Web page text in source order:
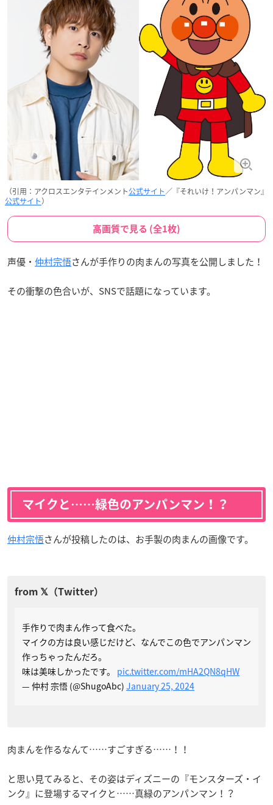
（引用：アクロスエンタテインメント公式サイト／『それいけ！アンパンマン』
公式サイト）
高画質で見る (全1枚)
声優・ 仲村宗悟さんが手作りの肉まんの写真を公開しました！
その衝撃の色合いが、SNSで話題になっています。
マイクと……緑色のアンパンマン！？
仲村宗悟さんが投稿したのは、お手製の肉まんの画像です。
手作りで肉まん作って食べた。
マイクの方は良い感じだけど、なんでこの色でアンパンマン
作っちゃったんだろ。
味は美味しかったです。 pic.twitter.com/mHA2QN8qHW
— 仲村 宗悟 (@ShugoAbc) January 25, 2024
肉まんを作るなんて……すごすぎる……！！
と思い見てみると、その姿はディズニーの『モンスターズ・イ
ンク』に登場するマイクと……真緑のアンパンマン！？